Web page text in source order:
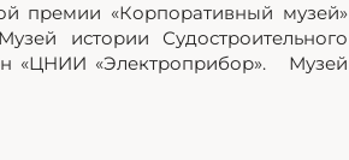
премии «Корпоративный музей»
истории Судостроительного
«ЦНИИ «Электроприбор». Музей